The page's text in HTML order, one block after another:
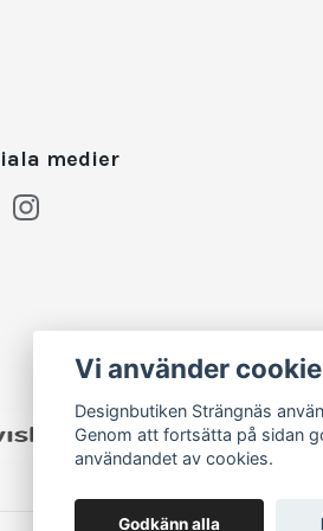
medier
Vi använder
Designbutiken Strängnäs
Genom att fortsätta på sidan
användandet av cookies.
Godkänn alla